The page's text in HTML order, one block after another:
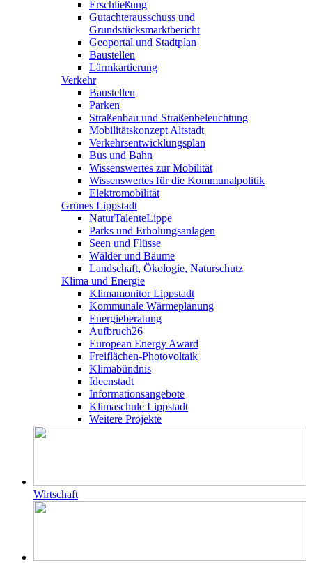
Erschließung
Gutachterausschuss und
Grundstücksmarktbericht
Geoportal und Stadtplan
Baustellen
Lärmkartierung
Verkehr
Baustellen
Parken
Straßenbau und Straßenbeleuchtung
Mobilitätskonzept Altstadt
Verkehrsentwicklungsplan
Bus und Bahn
Wissenswertes zur Mobilität
Wissenswertes für die Kommunalpolitik
Elektromobilität
Grünes Lippstadt
NaturTalenteLippe
Parks und Erholungsanlagen
Seen und Flüsse
Wälder und Bäume
Landschaft, Ökologie, Naturschutz
Klima und Energie
Klimamonitor Lippstadt
Kommunale Wärmeplanung
Energieberatung
Aufbruch26
European Energy Award
Freiflächen-Photovoltaik
Klimabündnis
Ideenstadt
Informationsangebote
Klimaschule Lippstadt
Weitere Projekte
Wirtschaft